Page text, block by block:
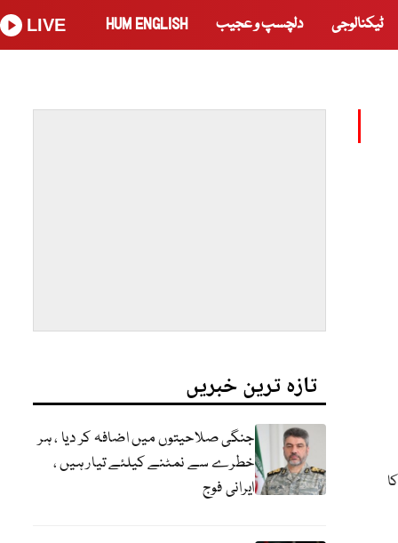
ٹیکنالوجی دلچسپ و عجیب HUM ENGLISH
LIVE
تازہ ترین خبریں
جنگی صلاحیتوں میں اضافہ کر دیا ، ہر
خطرے سے نمٹنے کیلئے تیار ہیں ،
ایرانی فوج